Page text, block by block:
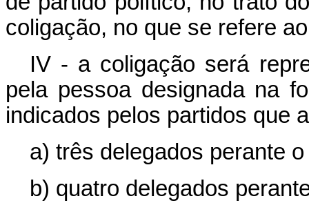
coligação, no que se refere
IV - a coligação será
pela pessoa designada na
indicados pelos partidos que
a) três delegados perante
b) quatro delegados